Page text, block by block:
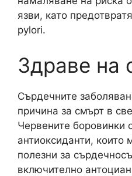
язви, като
pylori.
Здраве на
Сърдечните
причина за смърт в
Червените боровинки
антиоксиданти, които
полезни за
включително